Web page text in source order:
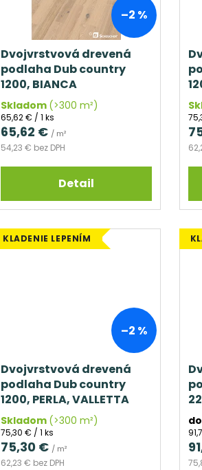
–2 %
Dvojvrstvová drevená
podlaha Dub country
1200, BIANCA
Skladom (>300 m²)
54,23 € bez DPH
65,62 € / m²
Jednotková
cena:
65,62 € / 1 ks
Detail
KLADENIE LEPENÍM
–2 %
Dvojvrstvová drevená
podlaha Dub country
1200, PERLA, VALLETTA
Skladom (>300 m²)
62,23 € bez DPH
75,30 € / m²
Jednotková
cena:
75,30 € / 1 ks